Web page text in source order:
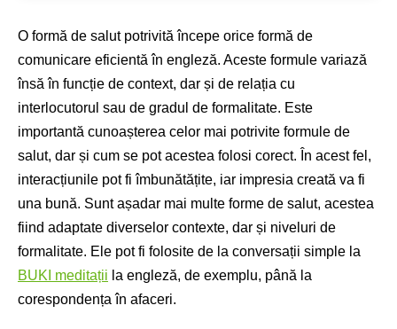
Saluturi informale în Engleză
Cum să saluți în diverse situații
În interacțiuni de zi cu zi
O formă de salut potrivită începe orice formă de
comunicare eficientă în engleză. Aceste formule variază
însă în funcție de context, dar și de relația cu
interlocutorul sau de gradul de formalitate. Este
importantă cunoașterea celor mai potrivite formule de
salut, dar și cum se pot acestea folosi corect. În acest fel,
interacțiunile pot fi îmbunătățite, iar impresia creată va fi
una bună. Sunt așadar mai multe forme de salut, acestea
fiind adaptate diverselor contexte, dar și niveluri de
formalitate. Ele pot fi folosite de la conversații simple la
BUKI meditații la engleză, de exemplu, până la
corespondența în afaceri.